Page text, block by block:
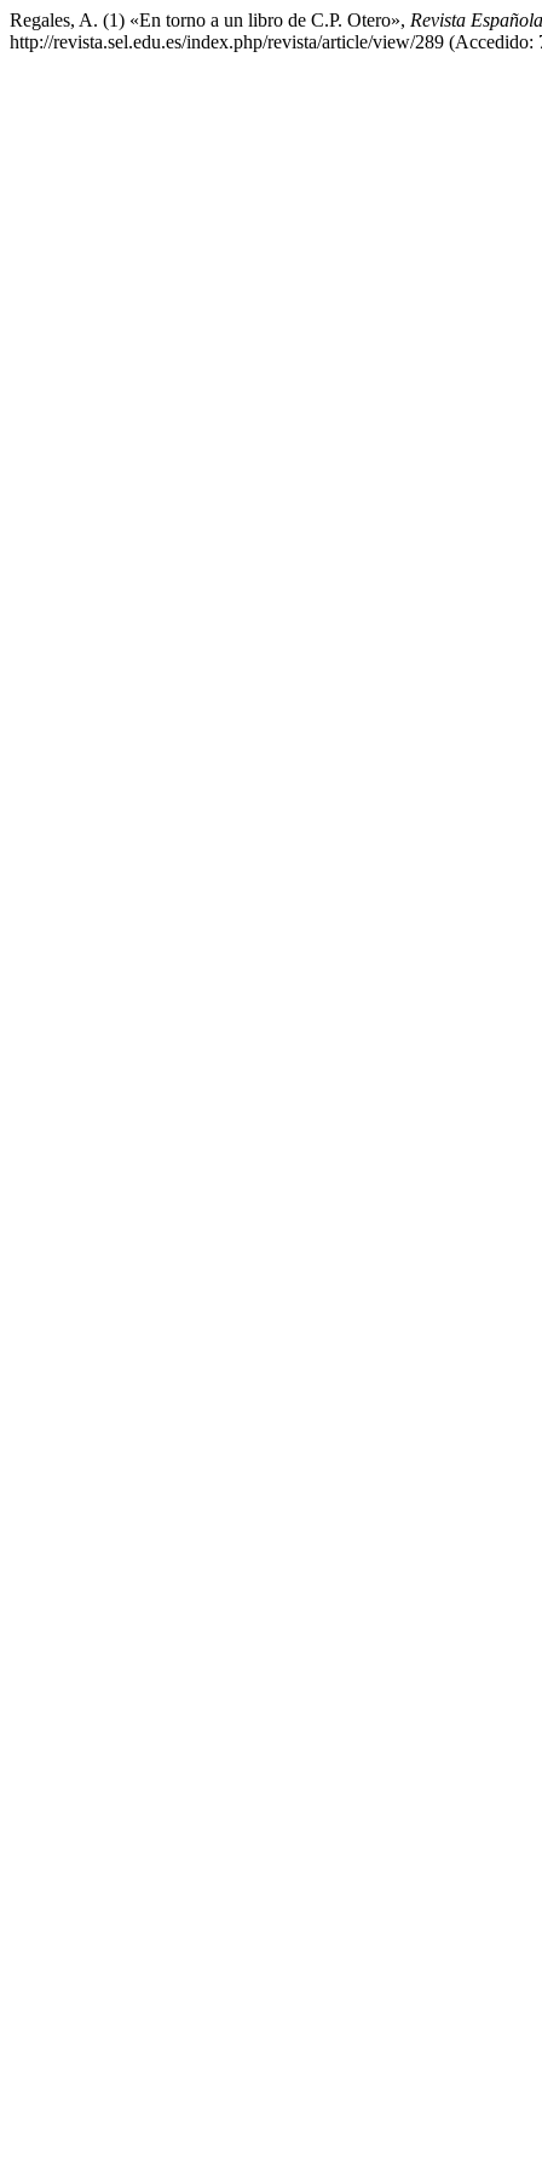
Regales, A. (1) «En torno a un libro de C.P. Otero», Revista
http://revista.sel.edu.es/index.php/revista/article/view/289 (Accedido: